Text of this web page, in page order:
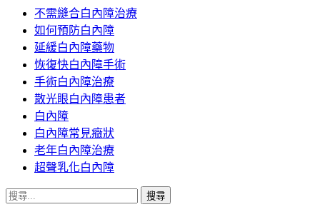
主
要
內
容
不需縫合白內障治療
如何預防白內障
延緩白內障藥物
恢復快白內障手術
手術白內障治療
散光眼白內障患者
白內障
白內障常見癥狀
老年白內障治療
超聲乳化白內障
搜